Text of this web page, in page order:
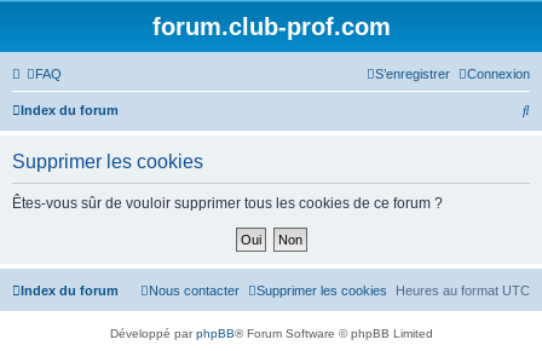
forum.club-prof.com
FAQ Connexion
S’enregistrer
Index du forum
R
h
Supprimer les cookies
Êtes-vous sûr de vouloir supprimer tous les cookies de ce forum ?
Index du forum Heures au format UTC
Supprimer les cookies
Nous contacter
Développé parphpBB® Forum Software © phpBB Limited